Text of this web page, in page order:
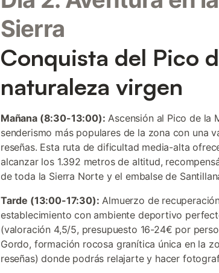
Sierra
Conquista del Pico
naturaleza virgen
Mañana (8:30-13:00): Ascensión al Pico de la
senderismo más populares de la zona con una
reseñas. Esta ruta de dificultad media-alta
alcanzar los 1.392 metros de altitud,
de toda la Sierra Norte y el embalse de
Tarde (13:00-17:30): Almuerzo de
establecimiento con ambiente deportivo
(valoración 4,5/5, presupuesto 16-24€ por
Gordo, formación rocosa granítica única en la
reseñas) donde podrás relajarte y hacer